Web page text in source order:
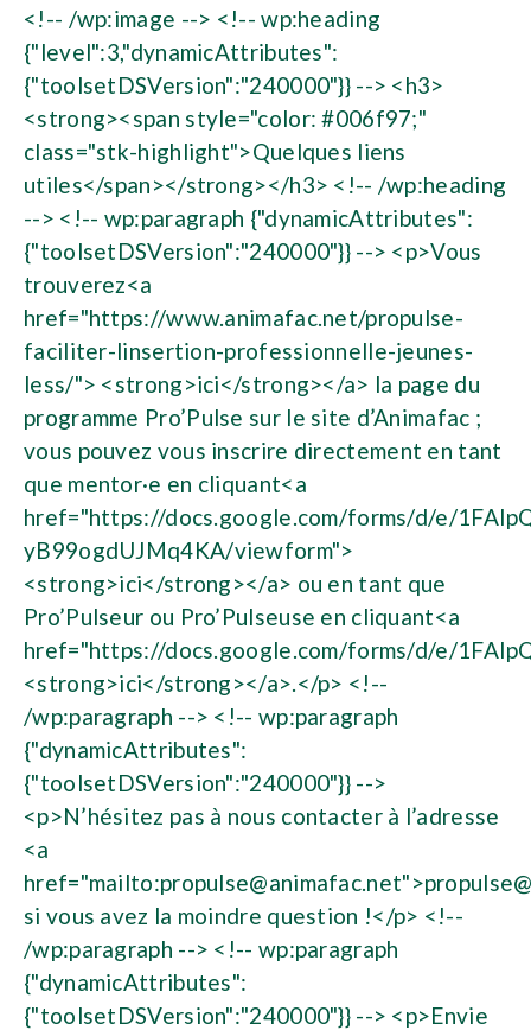
<!-- /wp:image --> <!-- wp:heading
{"level":3,"dynamicAttributes":
{"toolsetDSVersion":"240000"}} --> <h3>
<strong><span style="color: #006f97;"
class="stk-highlight">Quelques liens
utiles</span></strong></h3> <!-- /wp:heading
--> <!-- wp:paragraph {"dynamicAttributes":
{"toolsetDSVersion":"240000"}} --> <p>Vous
trouverez<a
href="https://www.animafac.net/propulse-
faciliter-linsertion-professionnelle-jeunes-
less/"> <strong>ici</strong></a> la page du
programme Pro’Pulse sur le site d’Animafac ;
vous pouvez vous inscrire directement en tant
que mentor·e en cliquant<a
href="https://docs.google.com/forms/d/e/
yB99ogdUJMq4KA/viewform">
<strong>ici</strong></a> ou en tant que
Pro’Pulseur ou Pro’Pulseuse en cliquant<a
href="https://docs.google.com/forms/d/e/
<strong>ici</strong></a>.</p> <!--
/wp:paragraph --> <!-- wp:paragraph
{"dynamicAttributes":
{"toolsetDSVersion":"240000"}} -->
<p>N’hésitez pas à nous contacter à l’adresse
<a
href="mailto:propulse@animafac.net">
si vous avez la moindre question !</p> <!--
/wp:paragraph --> <!-- wp:paragraph
{"dynamicAttributes":
{"toolsetDSVersion":"240000"}} --> <p>Envie